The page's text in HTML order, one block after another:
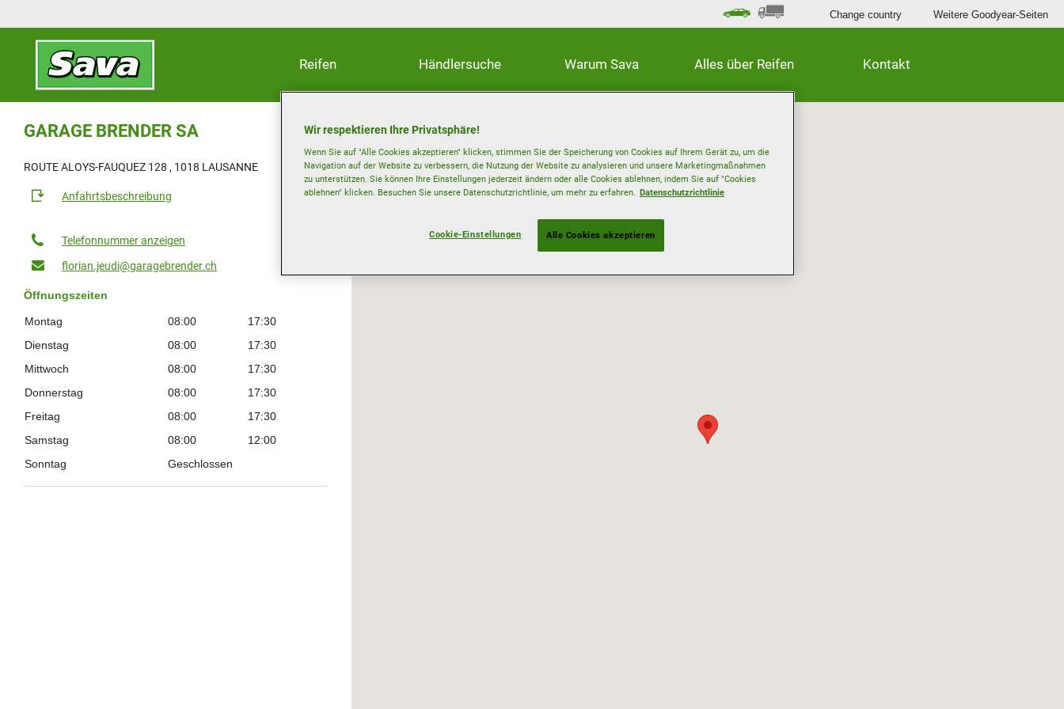
Reifen Händlersuche Warum Sava Alles über Reifen Kontakt
Change country Weitere Goodyear-Seiten
GARAGE BRENDER SA
ROUTE ALOYS-FAUQUEZ 128 , 1018 LAUSANNE
Anfahrtsbeschreibung
Telefonnummer anzeigen
florian.jeudi@garagebrender.ch
Öffnungszeiten
Montag 08:00
17:30
Dienstag
08:00
17:30
Mittwoch
08:00
17:30
Donnerstag
08:00
17:30
Freitag
08:00
17:30
Samstag
08:00
12:00
Sonntag
Geschlossen
Wir respektieren Ihre Privatsphäre!
Wenn Sie auf "Alle Cookies akzeptieren" klicken, stimmen Sie der Speicherung von Cookies auf Ihrem Gerät zu, um die
Navigation auf der Website zu verbessern, die Nutzung der Website zu analysieren und unsere Marketingmaßnahmen
zu unterstützen. Sie können Ihre Einstellungen jederzeit ändern oder alle Cookies ablehnen, indem Sie auf "Cookies
ablehnen" klicken. Besuchen Sie unsere Datenschutzrichtlinie, um mehr zu erfahren. Datenschutzrichtlinie
Cookie-Einstellungen Alle Cookies akzeptieren